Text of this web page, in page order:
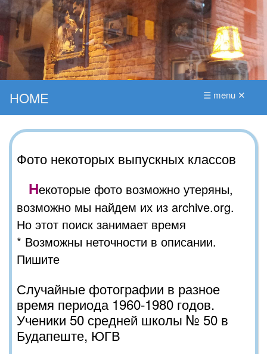
HOME ☰ menu ✕
Фото некоторых выпускных классов
Некоторые фото возможно утеряны,
возможно мы найдем их из archive.org.
Но этот поиск занимает время
* Возможны неточности в описании.
Пишите
Случайные фотографии в разное
время периода 1960-1980 годов.
Ученики 50 средней школы № 50 в
Будапеште, ЮГВ